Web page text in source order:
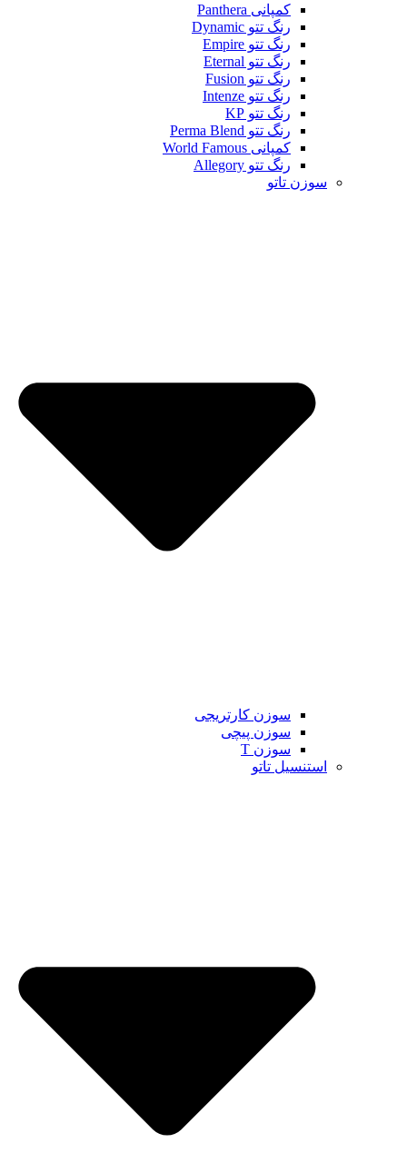
کمپانی Panthera
رنگ تتو Dynamic
رنگ تتو Empire
رنگ تتو Eternal
رنگ تتو Fusion
رنگ تتو Intenze
رنگ تتو KP
رنگ تتو Perma Blend
کمپانی World Famous
رنگ تتو Allegory
سوزن تاتو
سوزن کارتریجی
سوزن پیچی
سوزن T
استنسیل تاتو